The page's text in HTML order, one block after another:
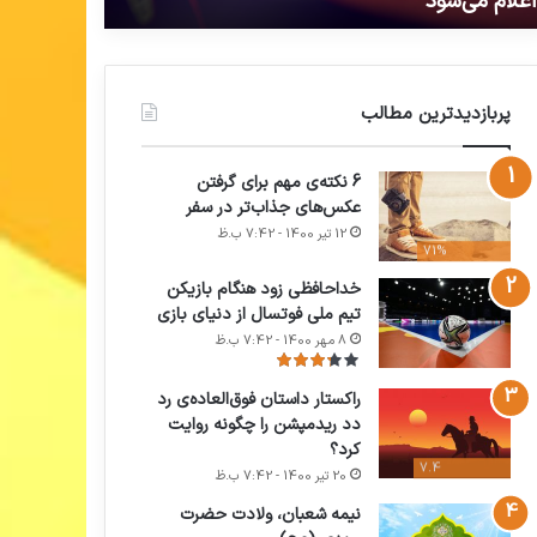
تاریخچه
پربازدیدترین مطالب
71%
6 نکته‌ی مهم برای گرفتن
عکس‌های جذاب‌تر در سفر
12 تیر 1400 - 7:42 ب.ظ
خداحافظی زود هنگام بازیکن
تیم ملی فوتسال از دنیای بازی
8 مهر 1400 - 7:42 ب.ظ
7.4
راکستار داستان فوق‌العاده‌ی رد
دد ریدمپشن را چگونه روایت
کرد؟
20 تیر 1400 - 7:42 ب.ظ
نیمه شعبان، ولادت حضرت